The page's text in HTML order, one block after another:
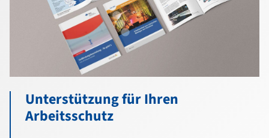
Unterstützung für Ihren
Arbeitsschutz